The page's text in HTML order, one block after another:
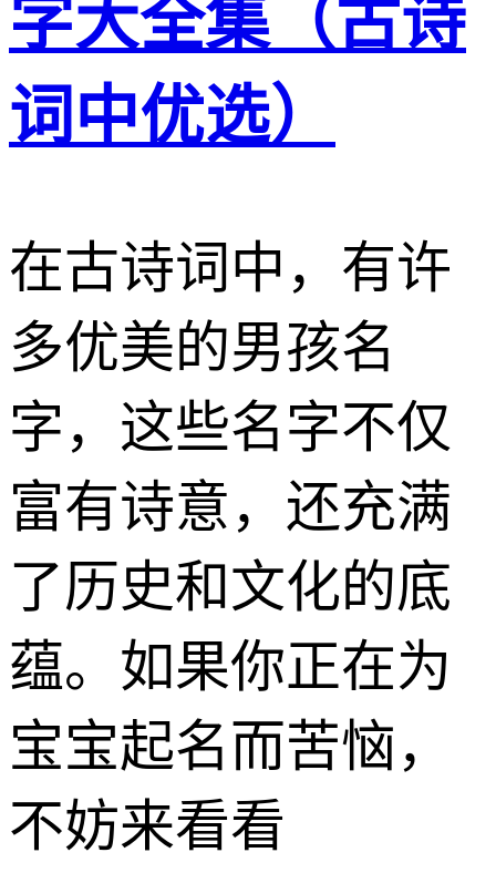
字大全集（古诗
词中优选）
在古诗词中，有许
多优美的男孩名
字，这些名字不仅
富有诗意，还充满
了历史和文化的底
蕴。如果你正在为
宝宝起名而苦恼，
不妨来看看